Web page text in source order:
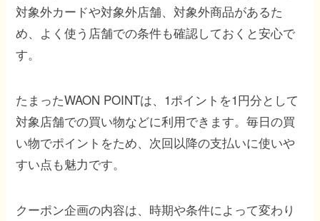
対象外カードや対象外店舗、対象外商品があるた
め、よく使う店舗での条件も確認しておくと安心で
す。
たまったWAON POINTは、1ポイントを1円分として
対象店舗での買い物などに利用できます。毎日の買
い物でポイントをため、次回以降の支払いに使いや
すい点も魅力です。
クーポン企画の内容は、時期や条件によって変わり